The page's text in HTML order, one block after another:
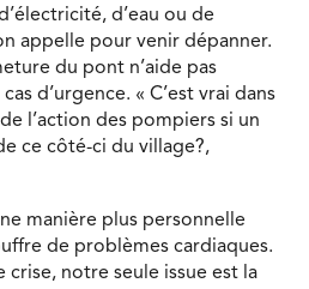
d’eau ou de
appelle pour venir dépanner.
du pont n’aide pas
d’urgence. « C’est vrai dans
l’action des pompiers si un
ce côté-ci du village?,
manière plus personnelle
de problèmes cardiaques.
crise, notre seule issue est la